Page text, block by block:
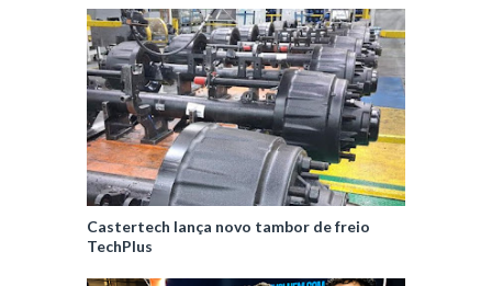
Castertech lança novo tambor de freio
TechPlus